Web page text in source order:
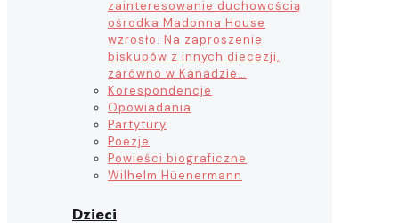
zainteresowanie duchowością
ośrodka Madonna House
wzrosło. Na zaproszenie
biskupów z innych diecezji,
zarówno w Kanadzie…
Korespondencje
Opowiadania
Partytury
Poezje
Powieści biograficzne
Wilhelm Hüenermann
Dzieci